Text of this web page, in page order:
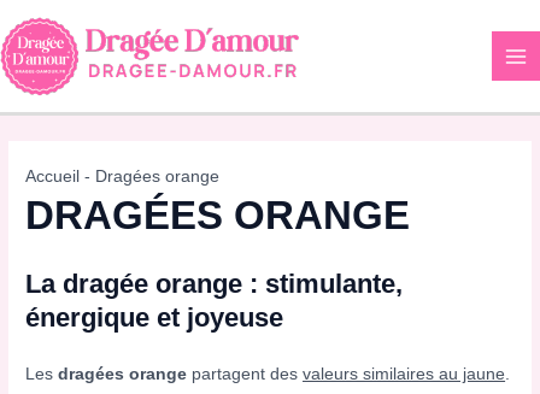
Aller
au
contenu
Accueil - Dragées orange
DRAGÉES ORANGE
La dragée orange : stimulante,
énergique et joyeuse
Lesdragées orange partagent desvaleurs similaires au jaune.